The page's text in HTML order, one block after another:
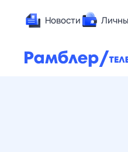
Новости